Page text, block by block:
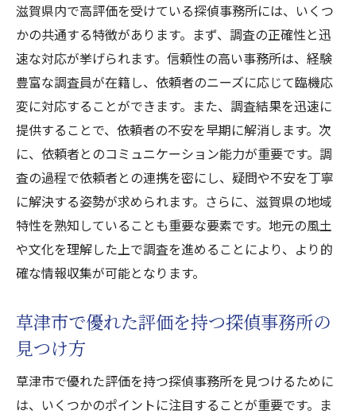
探偵事務所の需要増加に伴うサービス進化
の必要性
専門性の高さで選ぶ草津市のおすすめ探偵事務
所
専門性を持つ探偵事務所の選び方
草津市で高度な専門性を誇る探偵事務所紹
介
探偵の専門性を判断するためのチェックポ
イント
専門性の高さが信頼に繋がる理由
草津市での探偵事務所の専門分野別サービ
専門性に基づく探偵事務所選びの重要性
地域密着型の探偵事務所が草津市で選ばれる理
由
地域密着型探偵事務所の利点とは
滋賀県内で高評価を受けている探偵事務所には、いくつ
かの共通する特徴があります。まず、調査の正確性と迅
速な対応が挙げられます。信頼性の高い事務所は、経験
豊富な調査員が在籍し、依頼者のニーズに応じて臨機応
変に対応することができます。また、調査結果を迅速に
提供することで、依頼者の不安を早期に解消します。次
に、依頼者とのコミュニケーション能力が重要です。調
査の過程で依頼者との連携を密にし、疑問や不安を丁寧
に解決する姿勢が求められます。さらに、滋賀県の地域
特性を熟知していることも重要な要素です。地元の風土
や文化を理解した上で調査を進めることにより、より的
確な情報収集が可能となります。
草津市で優れた評価を持つ探偵事務所の
見つけ方
草津市で優れた評価を持つ探偵事務所を見つけるために
は、いくつかのポイントに注目することが重要です。ま